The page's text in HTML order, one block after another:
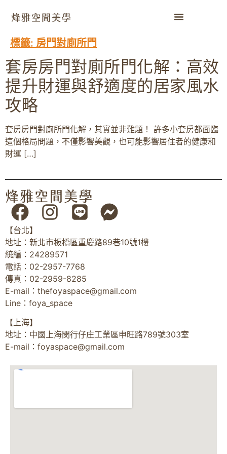
標籤: 房門對廁所門
套房房門對廁所門化解：高效
提升財運與舒適度的居家風水
攻略
套房房門對廁所門化解，其實並非難題！ 許多小套房都面臨
這個格局問題，不僅影響美觀，也可能影響居住者的健康和
財運 […]
【台北】
地址：新北市板橋區重慶路89巷10號1樓
統編：24289571
電話：02-2957-7768
傳真：02-2959-8285
E-mail： thefoyaspace@gmail.com
Line：foya_space
【上海】
地址：中國上海閔行仔庄工業區申旺路789號303室
E-mail： foyaspace@gmail.com